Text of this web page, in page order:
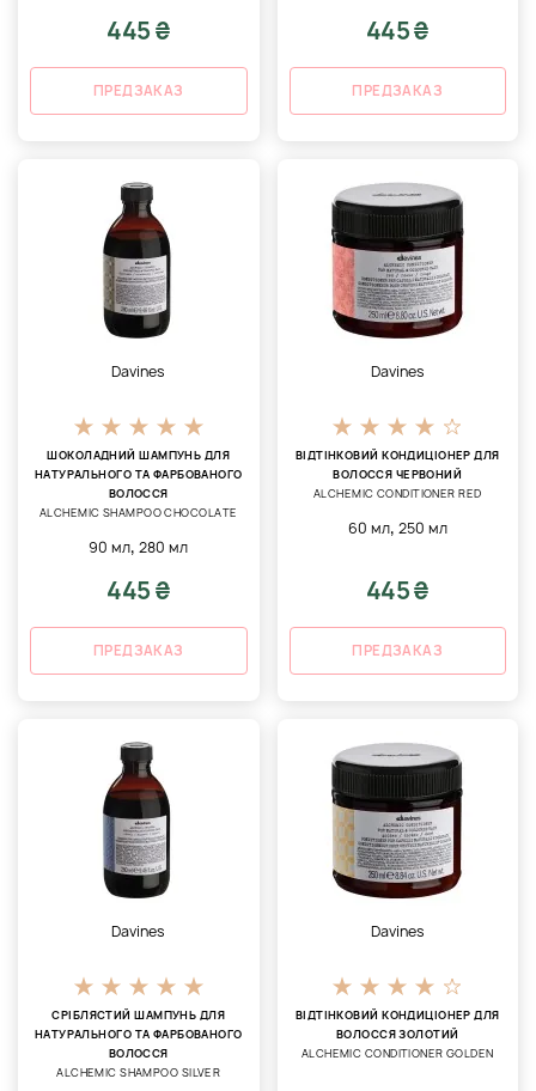
445 ₴
ПРЕДЗАКАЗ
445 ₴
ПРЕДЗАКАЗ
Davines
ШОКОЛАДНИЙ ШАМПУНЬ ДЛЯ
НАТУРАЛЬНОГО ТА ФАРБОВАНОГО
ВОЛОССЯ
ALCHEMIC SHAMPOO CHOCOLATE
90 мл,280 мл
445 ₴
ПРЕДЗАКАЗ
Davines
ВІДТІНКОВИЙ КОНДИЦІОНЕР ДЛЯ
ВОЛОССЯ ЧЕРВОНИЙ
ALCHEMIC CONDITIONER RED
60 мл, 250 мл
445 ₴
ПРЕДЗАКАЗ
Davines
СРІБЛЯСТИЙ ШАМПУНЬ ДЛЯ
НАТУРАЛЬНОГО ТА ФАРБОВАНОГО
ВОЛОССЯ
ALCHEMIC SHAMPOO SILVER
Davines
ВІДТІНКОВИЙ КОНДИЦІОНЕР ДЛЯ
ВОЛОССЯ ЗОЛОТИЙ
ALCHEMIC CONDITIONER GOLDEN